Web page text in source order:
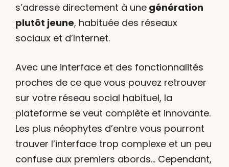
s’adresse directement à une génération
plutôt jeune, habituée des réseaux
sociaux et d’Internet.
Avec une interface et des fonctionnalités
proches de ce que vous pouvez retrouver
sur votre réseau social habituel, la
plateforme se veut complète et innovante.
Les plus néophytes d’entre vous pourront
trouver l’interface trop complexe et un peu
confuse aux premiers abords… Cependant,